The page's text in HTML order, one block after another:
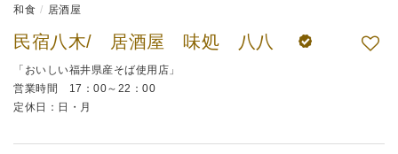
和食 居酒屋
民宿八木/ 居酒屋 味処 八八
「おいしい福井県産そば使用店」
営業時間 17：00～22：00
定休日：日・月